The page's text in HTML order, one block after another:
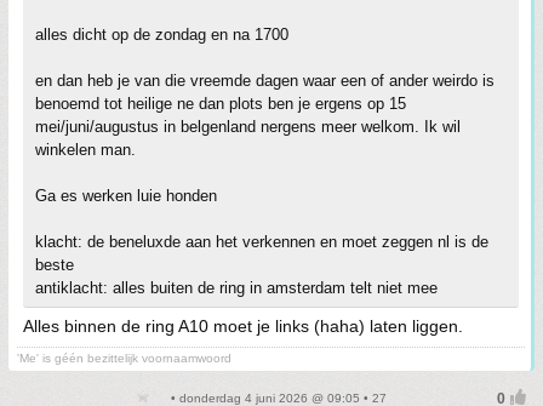
alles dicht op de zondag en na 1700
en dan heb je van die vreemde dagen waar een of ander weirdo is
benoemd tot heilige ne dan plots ben je ergens op 15
mei/juni/augustus in belgenland nergens meer welkom. Ik wil
winkelen man.
Ga es werken luie honden
klacht: de beneluxde aan het verkennen en moet zeggen nl is de
beste
antiklacht: alles buiten de ring in amsterdam telt niet mee
Alles binnen de ring A10 moet je links (haha) laten liggen.
'Me' is géén bezittelijk voornaamwoord
• donderdag 4 juni 2026 @ 09:05 • 27